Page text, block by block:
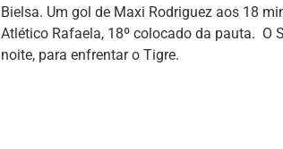
Bielsa. Um gol de Maxi Rodriguez aos 18
Atlético Rafaela, 18º colocado da pauta. O
noite, para enfrentar o Tigre.